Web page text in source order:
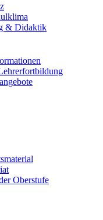
& Didaktik
Oberstufe